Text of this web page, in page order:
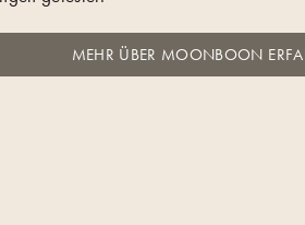
MEHR ÜBER MOONBOON